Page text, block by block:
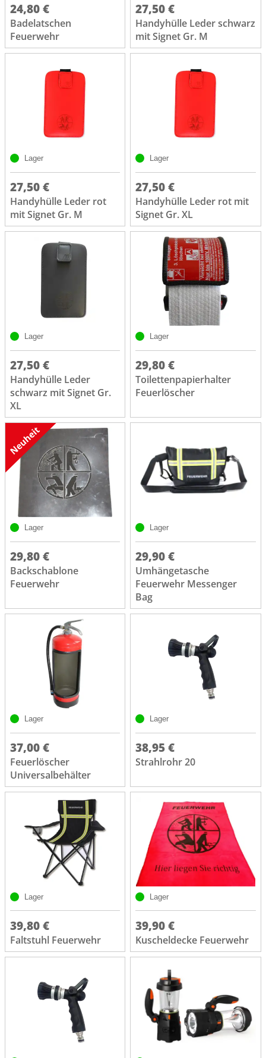
24,80 €
Badelatschen
Feuerwehr
27,50 €
Handyhülle Leder schwarz
mit Signet Gr. M
Lager
27,50 €
Handyhülle Leder rot
mit Signet Gr. M
Lager
27,50 €
Handyhülle Leder rot mit
Signet Gr. XL
Lager
27,50 €
Handyhülle Leder
schwarz mit Signet Gr.
XL
Lager
29,80 €
Toilettenpapierhalter
Feuerlöscher
Lager
29,80 €
Backschablone
Feuerwehr
Lager
29,90 €
Umhängetasche
Feuerwehr Messenger
Bag
Lager
37,00 €
Feuerlöscher
Universalbehälter
Lager
38,95 €
Strahlrohr 20
Lager
39,80 €
Faltstuhl Feuerwehr
Lager
39,90 €
Kuscheldecke Feuerwehr